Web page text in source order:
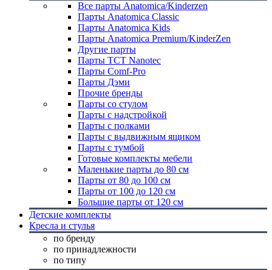
Все парты Anatomica/Kinderzen
Парты Anatomica Classic
Парты Anatomica Kids
Парты Anatomica Premium/KinderZen
Другие парты
Парты TCT Nanotec
Парты Comf-Pro
Парты Дэми
Прочие бренды
Парты со стулом
Парты с надстройкой
Парты с полками
Парты с выдвижным ящиком
Парты с тумбой
Готовые комплекты мебели
Маленькие парты до 80 см
Парты от 80 до 100 см
Парты от 100 до 120 см
Большие парты от 120 см
Детские комплекты
Кресла и стулья
по бренду
по принадлежности
по типу